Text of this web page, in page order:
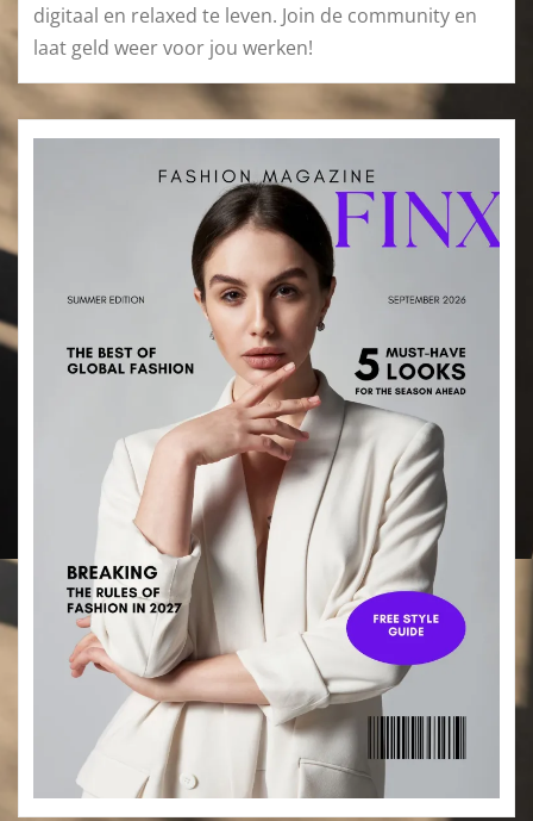
digitaal en relaxed te leven. Join de community en
laat geld weer voor jou werken!